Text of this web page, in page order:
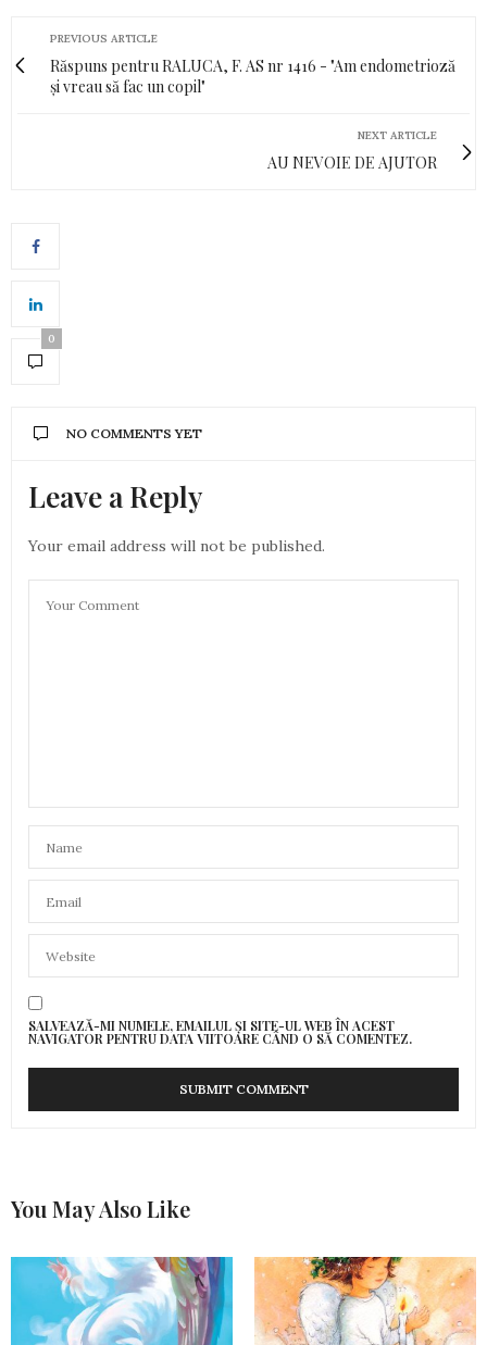
PREVIOUS ARTICLE
Răspuns pentru RALUCA, F. AS nr 1416 - "Am endometrioză
și vreau să fac un copil"
NEXT ARTICLE
AU NEVOIE DE AJUTOR
0
NO COMMENTS YET
Leave a Reply
Your email address will not be published.
SALVEAZĂ-MI NUMELE, EMAILUL ȘI SITE-UL WEB ÎN ACEST
NAVIGATOR PENTRU DATA VIITOARE CÂND O SĂ COMENTEZ.
You May Also Like